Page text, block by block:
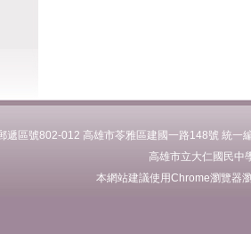
遞區號802-012 高雄市苓雅區建國一路148號 統
高雄市立大仁國民中
本網站建議使用Chrome瀏覽器